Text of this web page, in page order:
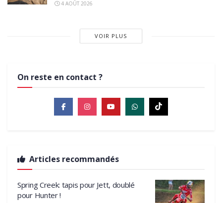
4 AOÛT 2026
VOIR PLUS
On reste en contact ?
Articles recommandés
Spring Creek: tapis pour Jett, doublé
pour Hunter !